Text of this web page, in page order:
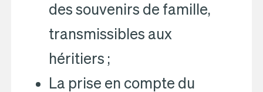
des souvenirs de famille,
transmissibles aux
héritiers ;
La prise en compte du